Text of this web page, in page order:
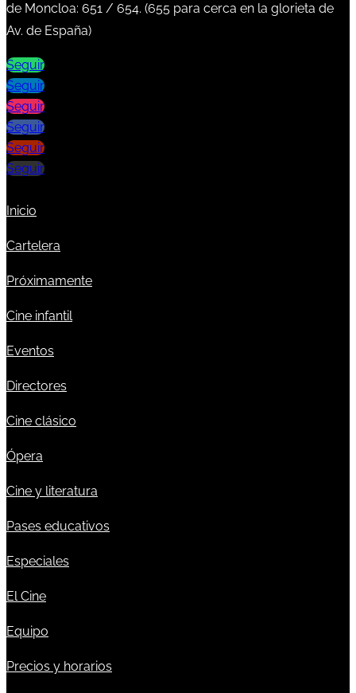
de Moncloa: 651 / 654. (655 para cerca en la glorieta de
Av. de España)
Seguir
Seguir
Seguir
Seguir
Seguir
Seguir
Inicio
Cartelera
Próximamente
Cine infantil
Eventos
Directores
Cine clásico
Ópera
Cine y literatura
Pases educativos
Especiales
El Cine
Equipo
Precios y horarios